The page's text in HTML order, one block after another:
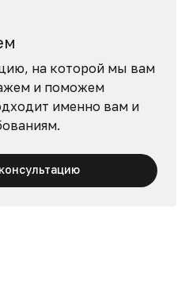
на которой мы вам
и поможем
именно вам и